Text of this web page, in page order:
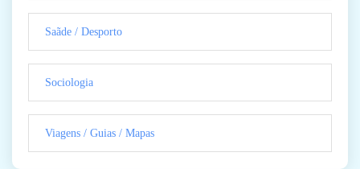
Saãde / Desporto
Sociologia
Viagens / Guias / Mapas